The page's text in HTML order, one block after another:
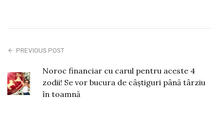
PREVIOUS POST
Noroc financiar cu carul pentru aceste 4
zodii! Se vor bucura de câștiguri până târziu
în toamnă